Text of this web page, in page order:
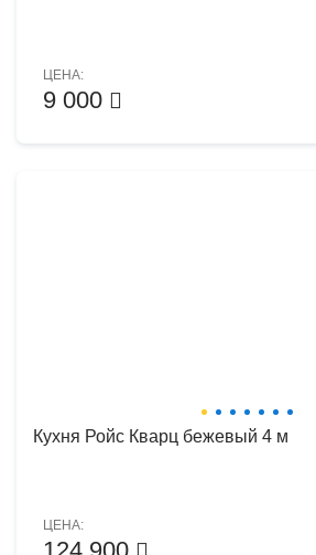
ЦЕНА:
9 000
Кухня Ройс Кварц бежевый 4 м
ЦЕНА: